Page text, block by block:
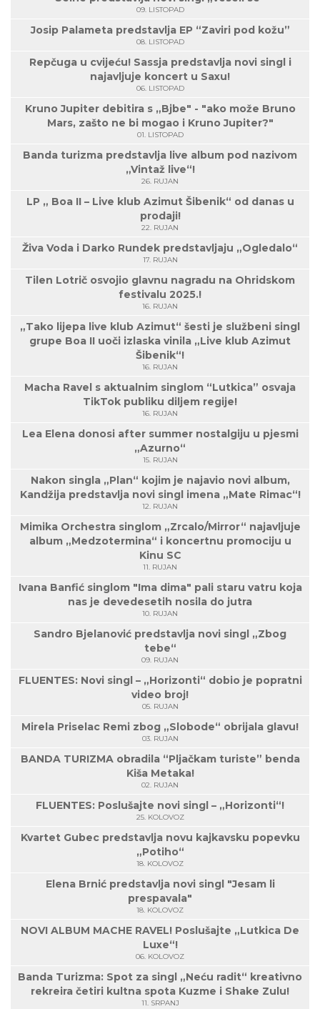
09. LISTOPAD
Josip Palameta predstavlja EP “Zaviri pod kožu”
08. LISTOPAD
Repčuga u cvijeću! Sassja predstavlja novi singl i
najavljuje koncert u Saxu!
06. LISTOPAD
Kruno Jupiter debitira s „Bjbe" - "ako može Bruno
Mars, zašto ne bi mogao i Kruno Jupiter?"
01. LISTOPAD
Banda turizma predstavlja live album pod nazivom
„Vintaž live“!
26. RUJAN
LP „ Boa II – Live klub Azimut Šibenik“ od danas u
prodaji!
22. RUJAN
Živa Voda i Darko Rundek predstavljaju „Ogledalo“
17. RUJAN
Tilen Lotrič osvojio glavnu nagradu na Ohridskom
festivalu 2025.!
16. RUJAN
„Tako lijepa live klub Azimut“ šesti je službeni singl
grupe Boa II uoči izlaska vinila „Live klub Azimut
Šibenik“!
16. RUJAN
Macha Ravel s aktualnim singlom “Lutkica” osvaja
TikTok publiku diljem regije!
16. RUJAN
Lea Elena donosi after summer nostalgiju u pjesmi
„Azurno“
15. RUJAN
Nakon singla „Plan“ kojim je najavio novi album,
Kandžija predstavlja novi singl imena „Mate Rimac“!
12. RUJAN
Mimika Orchestra singlom „Zrcalo/Mirror“ najavljuje
album „Medzotermina“ i koncertnu promociju u
Kinu SC
11. RUJAN
Ivana Banfić singlom "Ima dima" pali staru vatru koja
nas je devedesetih nosila do jutra
10. RUJAN
Sandro Bjelanović predstavlja novi singl „Zbog
tebe“
09. RUJAN
FLUENTES: Novi singl – „Horizonti“ dobio je popratni
video broj!
05. RUJAN
Mirela Priselac Remi zbog „Slobode“ obrijala glavu!
03. RUJAN
BANDA TURIZMA obradila “Pljačkam turiste” benda
Kiša Metaka!
02. RUJAN
FLUENTES: Poslušajte novi singl – „Horizonti“!
25. KOLOVOZ
Kvartet Gubec predstavlja novu kajkavsku popevku
„Potiho“
18. KOLOVOZ
Elena Brnić predstavlja novi singl "Jesam li
prespavala"
18. KOLOVOZ
NOVI ALBUM MACHE RAVEL! Poslušajte „Lutkica De
Luxe“!
06. KOLOVOZ
Banda Turizma: Spot za singl „Neću radit“ kreativno
rekreira četiri kultna spota Kuzme i Shake Zulu!
11. SRPANJ